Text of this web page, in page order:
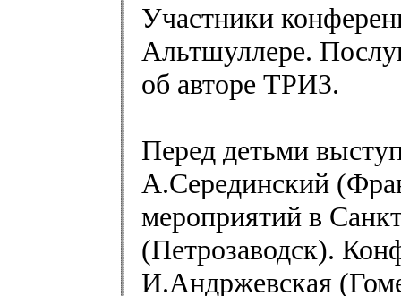
Участники
Альтшуллере.
об авторе ТРИЗ.
Перед детьми
А.Серединский
мероприятий в
(Петрозаводск).
И.Андржевская